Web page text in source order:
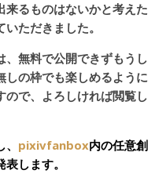
るものはないかと考えた
ただきました。
無料で公開できずもうし
しの枠でも楽しめるように
ので、よろしければ閲覧し
pixivfanbox内の任意創
します。